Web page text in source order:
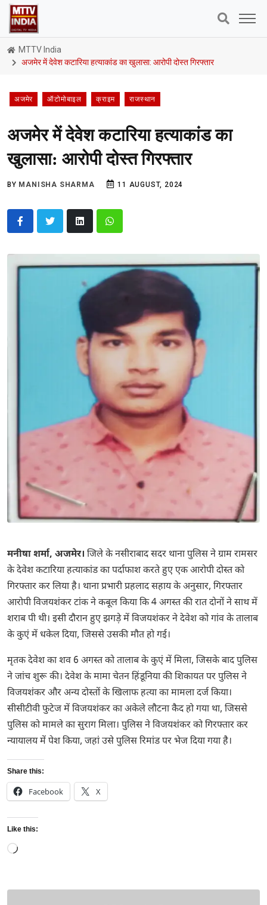
MTTV India
अजमेर में देवेश कटारिया हत्याकांड का खुलासा: आरोपी दोस्त गिरफ्तार
अजमेर ऑटोमोबाइल क्राइम राजस्थान
अजमेर में देवेश कटारिया हत्याकांड का
खुलासा: आरोपी दोस्त गिरफ्तार
BY MANISHA SHARMA 11 AUGUST, 2024
मनीषा शर्मा, अजमेर। जिले के नसीराबाद सदर थाना पुलिस ने ग्राम रामसर
के देवेश कटारिया हत्याकांड का पर्दाफाश करते हुए एक आरोपी दोस्त को
गिरफ्तार कर लिया है। थाना प्रभारी प्रहलाद सहाय के अनुसार, गिरफ्तार
आरोपी विजयशंकर टांक ने कबूल किया कि 4 अगस्त की रात दोनों ने साथ में
शराब पी थी। इसी दौरान हुए झगड़े में विजयशंकर ने देवेश को गांव के तालाब
के कुएं में धकेल दिया, जिससे उसकी मौत हो गई।
मृतक देवेश का शव 6 अगस्त को तालाब के कुएं में मिला, जिसके बाद पुलिस
ने जांच शुरू की। देवेश के मामा चेतन हिंडूनिया की शिकायत पर पुलिस ने
विजयशंकर और अन्य दोस्तों के खिलाफ हत्या का मामला दर्ज किया।
सीसीटीवी फुटेज में विजयशंकर का अकेले लौटना कैद हो गया था, जिससे
पुलिस को मामले का सुराग मिला। पुलिस ने विजयशंकर को गिरफ्तार कर
न्यायालय में पेश किया, जहां उसे पुलिस रिमांड पर भेज दिया गया है।
Share this:
Facebook X
Like this:
Loading…